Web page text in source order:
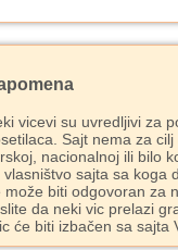
vicevi su uvredljivi za
Sajt nema za
nacionalnoj ili bilo
vlasništvo sajta sa koga
može biti odgovoran za
da neki vic prelazi
će biti izbačen sa sajta